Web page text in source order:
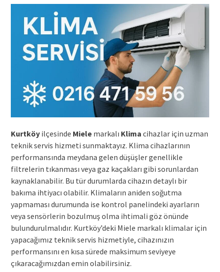
Kurtköyilçesinde Mielemarkalı Klima cihazlar için uzman
teknik servis hizmeti sunmaktayız. Klima cihazlarının
performansında meydana gelen düşüşler genellikle
filtrelerin tıkanması veya gaz kaçakları gibi sorunlardan
kaynaklanabilir. Bu tür durumlarda cihazın detaylı bir
bakıma ihtiyacı olabilir. Klimaların aniden soğutma
yapmaması durumunda ise kontrol panelindeki ayarların
veya sensörlerin bozulmuş olma ihtimali göz önünde
bulundurulmalıdır. Kurtköy’deki Miele markalı klimalar için
yapacağımız teknik servis hizmetiyle, cihazınızın
performansını en kısa sürede maksimum seviyeye
çıkaracağımızdan emin olabilirsiniz.